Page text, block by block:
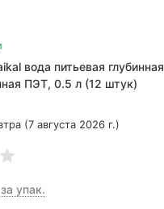
вода питьевая глубинная
ПЭТ, 0.5 л (12 штук)
(7 августа 2026 г.)
за упак.